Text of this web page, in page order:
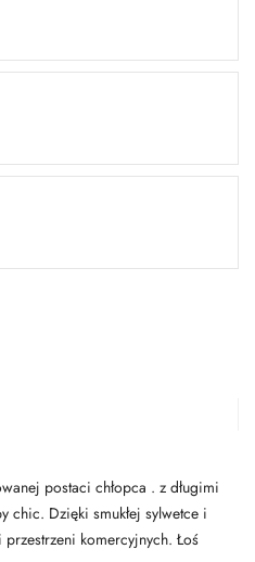
postaci chłopca . z długimi
chic. Dzięki smukłej sylwetce i
komercyjnych. Łoś